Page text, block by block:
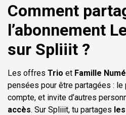
Comment
l’abonnement
sur Spliiit ?
Les offres Trio et Famille
pensées pour être partagées :
compte, et invite d’autres
accès. Sur Spliiit, tu partages